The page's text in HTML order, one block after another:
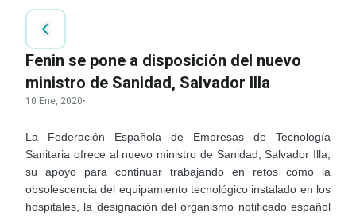
Fenin se pone a disposición del nuevo
ministro de Sanidad, Salvador Illa
10 Ene, 2020·
La Federación Española de Empresas de Tecnología
Sanitaria ofrece al nuevo ministro de Sanidad, Salvador Illa,
su apoyo para continuar trabajando en retos como la
obsolescencia del equipamiento tecnológico instalado en los
hospitales, la designación del organismo notificado español